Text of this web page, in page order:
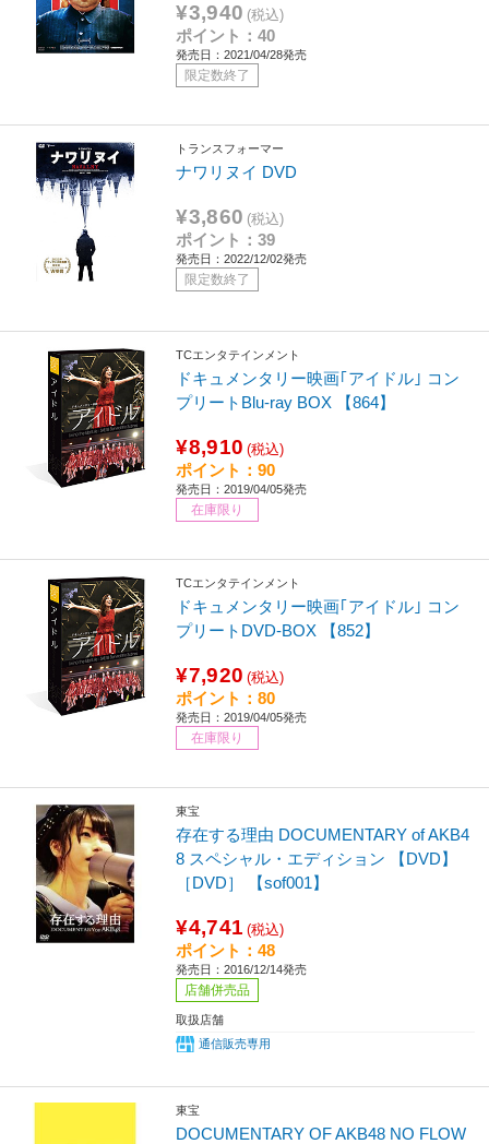
¥3,940 (税込)
ポイント：40
発売日：2021/04/28発売
限定数終了
トランスフォーマー
ナワリヌイ DVD
¥3,860 (税込)
ポイント：39
発売日：2022/12/02発売
限定数終了
TCエンタテインメント
ドキュメンタリー映画｢アイドル｣ コン
プリートBlu-ray BOX 【864】
¥8,910 (税込)
ポイント：90
発売日：2019/04/05発売
在庫限り
TCエンタテインメント
ドキュメンタリー映画｢アイドル｣ コン
プリートDVD-BOX 【852】
¥7,920 (税込)
ポイント：80
発売日：2019/04/05発売
在庫限り
東宝
存在する理由 DOCUMENTARY of AKB4
8 スペシャル・エディション 【DVD】
［DVD］ 【sof001】
¥4,741 (税込)
ポイント：48
発売日：2016/12/14発売
店舗併売品
取扱店舗
通信販売専用
東宝
DOCUMENTARY OF AKB48 NO FLOW